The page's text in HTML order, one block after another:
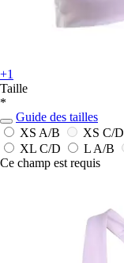
+1
Taille
*
Guide des tailles
XS A/B
XS C/D
XL C/D
L A/B
Ce champ est requis